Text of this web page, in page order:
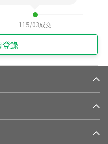
115/03成交
錄